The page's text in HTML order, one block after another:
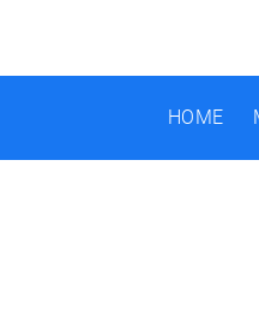
HOME